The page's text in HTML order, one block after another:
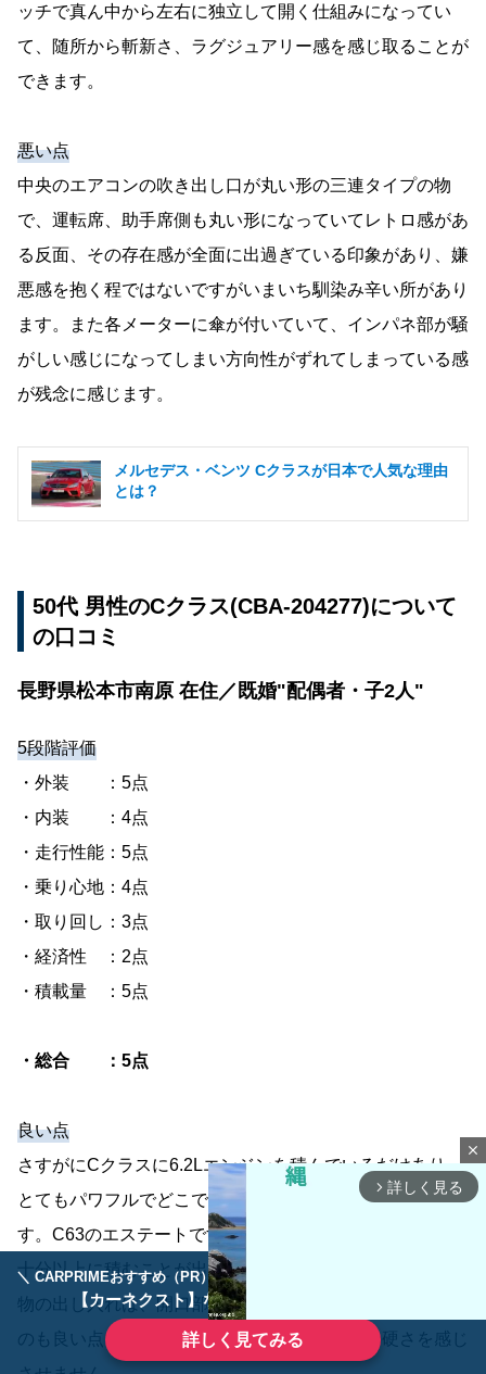
＼ CARPRIMEおすすめ（PR） ／ディーラーで手放すのはもったいない！
【カーネクスト】ならどんなクルマも高価買取
詳しく見てみる
ッチで真ん中から左右に独立して開く仕組みになってい
て、随所から斬新さ、ラグジュアリー感を感じ取ることが
できます。
悪い点
中央のエアコンの吹き出し口が丸い形の三連タイプの物
で、運転席、助手席側も丸い形になっていてレトロ感があ
る反面、その存在感が全面に出過ぎている印象があり、嫌
悪感を抱く程ではないですがいまいち馴染み辛い所があり
ます。また各メーターに傘が付いていて、インパネ部が騒
がしい感じになってしまい方向性がずれてしまっている感
が残念に感じます。
メルセデス・ベンツ Cクラスが日本で人気な理由
とは？
50代 男性のCクラス(CBA-204277)について
の口コミ
長野県松本市南原 在住／既婚"配偶者・子2人"
5段階評価
・外装 ：5点
・内装 ：4点
・走行性能：5点
・乗り心地：4点
・取り回し：3点
・経済性 ：2点
・積載量 ：5点
・総合 ：5点
良い点
さすがにCクラスに6.2Lエンジンを積んでいるだけあり、
とてもパワフルでどこでもストレスなく走ることが出来ま
す。C63のエステートですが、荷物は家族4人乗って必要
十分以上に積むことが出来ます。リアハッチを開けての荷
物の出し入れは、開口部が低いので女性でも簡単に出来る
のも良い点です。後部座席の居住性も足回りの硬さを感じ
close
arrow_forward_ios 詳しく見る